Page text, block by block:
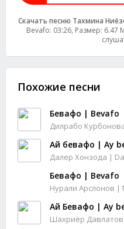
Скачать песню Тахмина
Bevafo: 03:26, Размер: 6.47
Похожие песни
Бевафо | Bevafo
Дилрабо
Ай бевафо | Ay
Далер Хонзода |
Бевафо | Bevafo
Нурали Арслонов |
Ай Бевафо | Ay
Шахриёр